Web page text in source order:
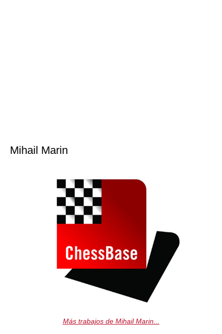
Mihail Marin
Más trabajos de Mihail Marin...